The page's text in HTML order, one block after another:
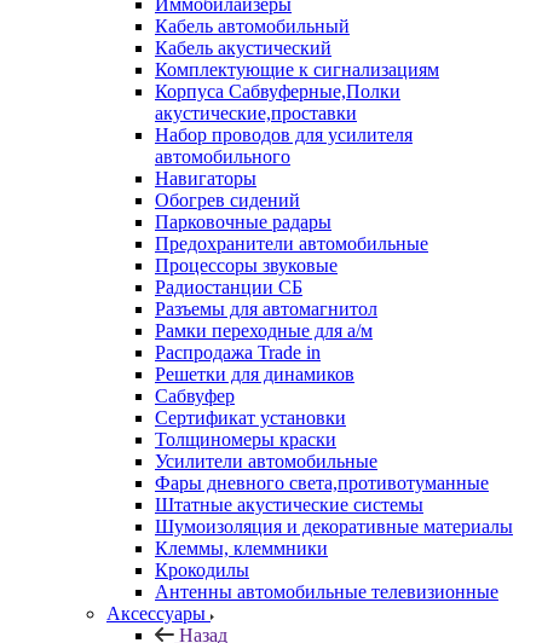
Иммобилайзеры
Кабель автомобильный
Кабель акустический
Комплектующие к сигнализациям
Корпуса Сабвуферные,Полки
акустические,проставки
Набор проводов для усилителя
автомобильного
Навигаторы
Обогрев сидений
Парковочные радары
Предохранители автомобильные
Процессоры звуковые
Радиостанции СБ
Разъемы для автомагнитол
Рамки переходные для а/м
Распродажа Trade in
Решетки для динамиков
Сабвуфер
Сертификат установки
Толщиномеры краски
Усилители автомобильные
Фары дневного света,противотуманные
Штатные акустические системы
Шумоизоляция и декоративные материалы
Клеммы, клеммники
Крокодилы
Антенны автомобильные телевизионные
Аксессуары
Назад